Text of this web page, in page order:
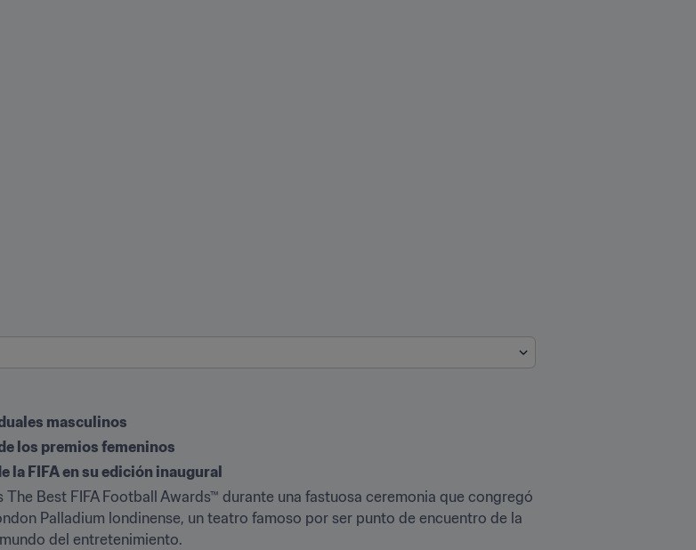
masculinos
los premios femeninos
la FIFA en su edición inaugural
Best FIFA Football Awards™ durante una fastuosa ceremonia que congregó
Palladium londinense, un teatro famoso por ser punto de encuentro de la
del entretenimiento.